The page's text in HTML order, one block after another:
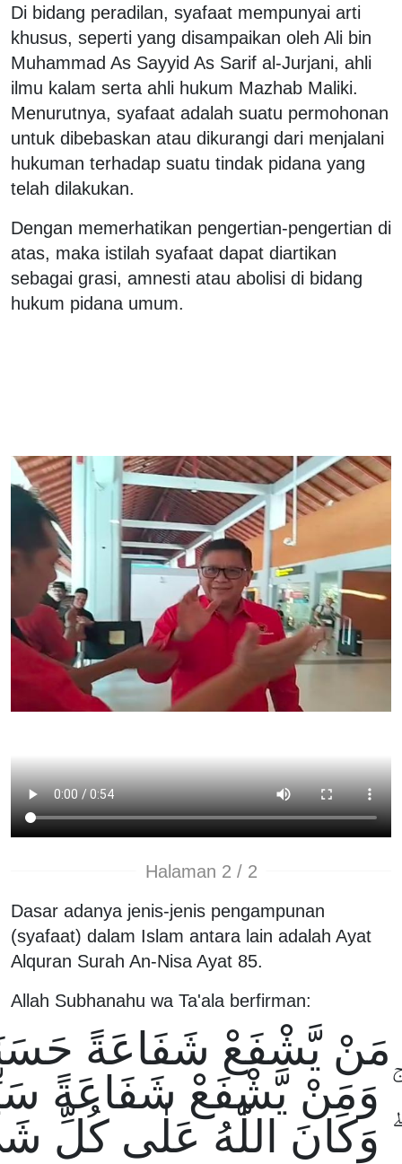
Di bidang peradilan, syafaat mempunyai arti
khusus, seperti yang disampaikan oleh Ali bin
Muhammad As Sayyid As Sarif al-Jurjani, ahli
ilmu kalam serta ahli hukum Mazhab Maliki.
Menurutnya, syafaat adalah suatu permohonan
untuk dibebaskan atau dikurangi dari menjalani
hukuman terhadap suatu tindak pidana yang
telah dilakukan.
Dengan memerhatikan pengertian-pengertian di
atas, maka istilah syafaat dapat diartikan
sebagai grasi, amnesti atau abolisi di bidang
hukum pidana umum.
Halaman 2 / 2
Dasar adanya jenis-jenis pengampunan
(syafaat) dalam Islam antara lain adalah Ayat
Alquran Surah An-Nisa Ayat 85.
Allah Subhanahu wa Ta'ala berfirman:
مَنْ يَّشْفَعْ شَفَاعَةً
وَمَنْ يَّشْفَعْ شَفَاعَةً
وَكَانَ اللّٰهُ عَلٰى كُلِّ